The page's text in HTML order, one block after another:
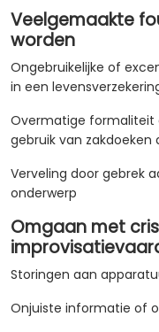
Veelgemaakte
worden
Ongebruikelijke of
in een
Overmatige formaliteit
gebruik van zakdoeken
Verveling door gebrek
onderwerp
Omgaan met
Storingen aan
Onjuiste informatie of